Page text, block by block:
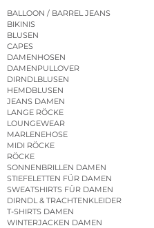
BALLOON / BARREL JEANS
BIKINIS
BLUSEN
CAPES
DAMENHOSEN
DAMENPULLOVER
DIRNDLBLUSEN
HEMDBLUSEN
JEANS DAMEN
LANGE RÖCKE
LOUNGEWEAR
MARLENEHOSE
MIDI RÖCKE
RÖCKE
SONNENBRILLEN DAMEN
STIEFELETTEN FÜR DAMEN
SWEATSHIRTS FÜR DAMEN
DIRNDL & TRACHTENKLEIDER
T-SHIRTS DAMEN
WINTERJACKEN DAMEN